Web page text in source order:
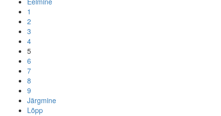
1
2
3
4
5
6
7
8
9
Järgmine
Lõpp